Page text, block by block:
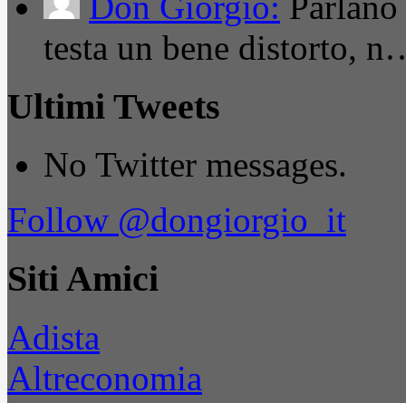
testa un bene distorto,
Ultimi Tweets
No Twitter messages.
Follow @dongiorgio_it
Siti Amici
Adista
Altreconomia